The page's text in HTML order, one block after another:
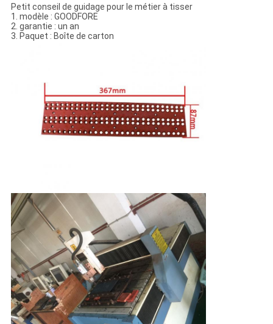
PRIVACY
Petit conseil de guidage pour le métier à tisser
1. modèle : GOODFORE
2. garantie : un an
3. Paquet : Boîte de carton